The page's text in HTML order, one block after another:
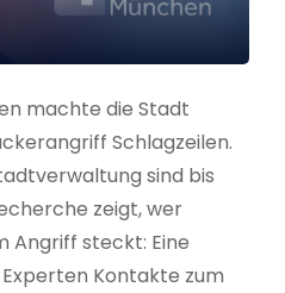
machte die Stadt
Schlagzeilen.
sind bis
zeigt, wer
Angriff steckt: Eine
Kontakte zum